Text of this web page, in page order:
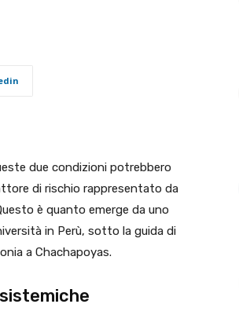
due condizioni potrebbero
di rischio rappresentato da
è quanto emerge da uno
in Perù, sotto la guida di
a Chachapoyas.